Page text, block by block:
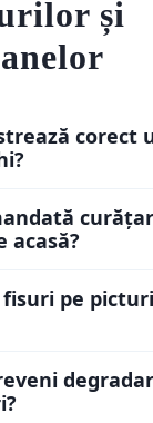
și
corect
acasă?
fisuri pe